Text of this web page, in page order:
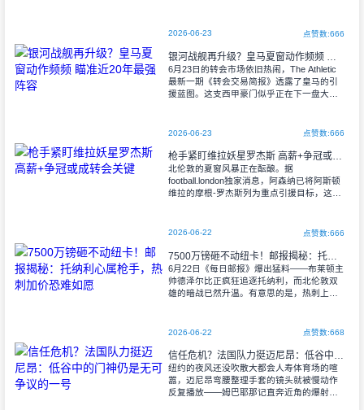
2026-06-23 点赞数:666
6月23日的转会市场依旧热闹，The Athletic
最新一期《转会交易简报》透露了皇马的引
援蓝图。这支西甲豪门似乎正在下一盘大棋
2026-06-23 点赞数:666
枪手紧盯维拉妖星罗杰斯 高薪+争冠或成转会关键
北伦敦的夏窗风暴正在酝酿。据
football.london独家消息，阿森纳已将阿斯顿
维拉的摩根-罗杰斯列为重点引援目标，这位
2026-06-22 点赞数:666
7500万镑砸不动纽卡！邮报揭秘：托纳利心属枪手，热刺加价恐难如愿
6月22日《每日邮报》爆出猛料——布莱顿主
帅德泽尔比正疯狂追逐托纳利，而北伦敦双
雄的暗战已然升温。有意思的是，热刺上周
2026-06-22 点赞数:668
信任危机？法国队力挺迈尼昂：低谷中的门神仍是无可争议的一号
纽约的夜风还没吹散大都会人寿体育场的喧
嚣，迈尼昂弯腰整理手套的镜头就被慢动作
反复播放——姆巴耶那记直奔近角的爆射，